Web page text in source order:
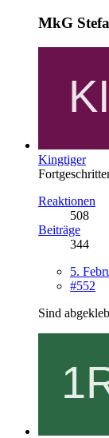
MkG
Kingtiger
Reaktionen
508
Beiträge
344
5.
#552
Sind